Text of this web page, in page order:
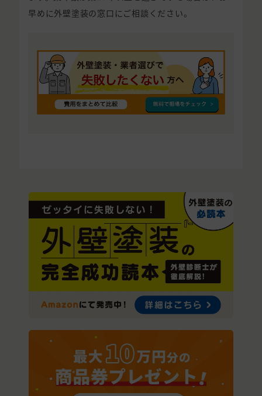
早めに外壁塗装の窓口にご相談ください。